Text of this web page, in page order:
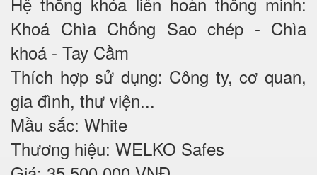
Khoá Chìa Chống Sao chép - Chìa
khoá - Tay Cầm
Thích hợp sử dụng: Công ty, cơ quan,
gia đình, thư viện...
Mầu sắc: White
Thương hiệu: WELKO Safes